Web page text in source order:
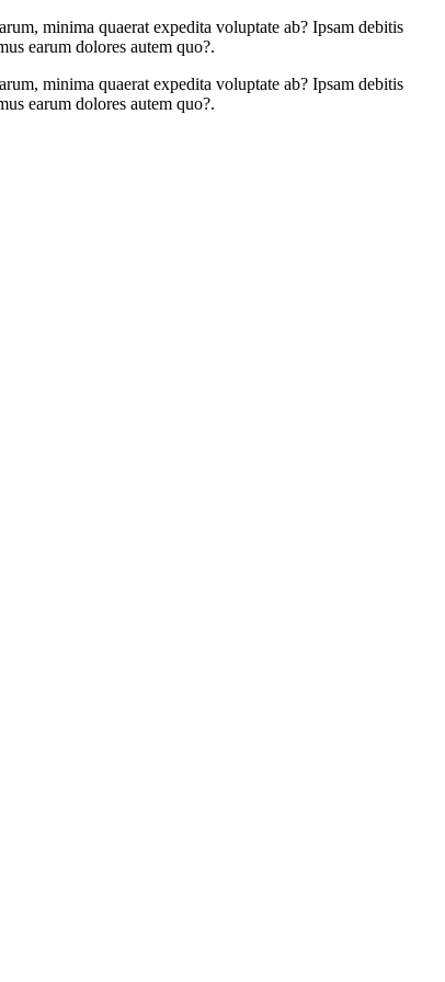
minima quaerat expedita voluptate ab? Ipsam debitis
earum dolores autem quo?.
minima quaerat expedita voluptate ab? Ipsam debitis
earum dolores autem quo?.